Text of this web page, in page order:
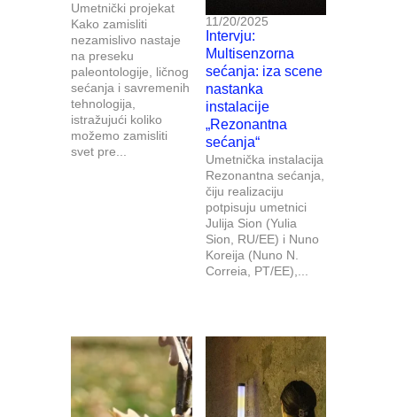
Umetnički projekat
Kako zamisliti
nezamislivo nastaje
na preseku
paleontologije, ličnog
sećanja i savremenih
tehnologija,
istražujući koliko
možemo zamisliti
svet pre...
11/20/2025
Intervju:
Multisenzorna
sećanja: iza scene
nastanka
instalacije
„Rezonantna
sećanja“
Umetnička instalacija
Rezonantna sećanja,
čiju realizaciju
potpisuju umetnici
Julija Sion (Yulia
Sion, RU/EE) i Nuno
Koreija (Nuno N.
Correia, PT/EE),...